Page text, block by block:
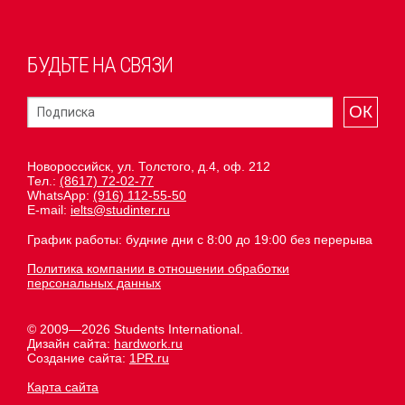
БУДЬТЕ НА СВЯЗИ
ОК
Новороссийск, ул. Толстого, д.4, оф. 212
Тел.: (8617) 72-02-77
WhatsApp: (916) 112-55-50
E-mail: ielts@studinter.ru
График работы: будние дни с 8:00 до 19:00 без перерыва
Политика компании в отношении обработки
персональных данных
© 2009—2026 Students International.
Дизайн сайта: hardwork.ru
Создание сайта: 1PR.ru
Карта сайта